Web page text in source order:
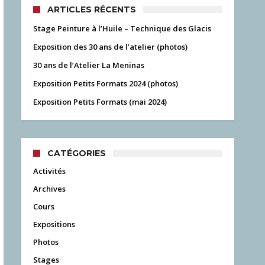
ARTICLES RÉCENTS
Stage Peinture à l’Huile – Technique des Glacis
Exposition des 30 ans de l’atelier (photos)
30 ans de l’Atelier La Meninas
Exposition Petits Formats 2024 (photos)
Exposition Petits Formats (mai 2024)
CATÉGORIES
Activités
Archives
Cours
Expositions
Photos
Stages